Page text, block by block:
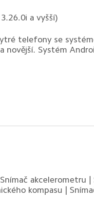
a vyšší)
telefony se
novější. Systém
akcelerometru |
kompasu |